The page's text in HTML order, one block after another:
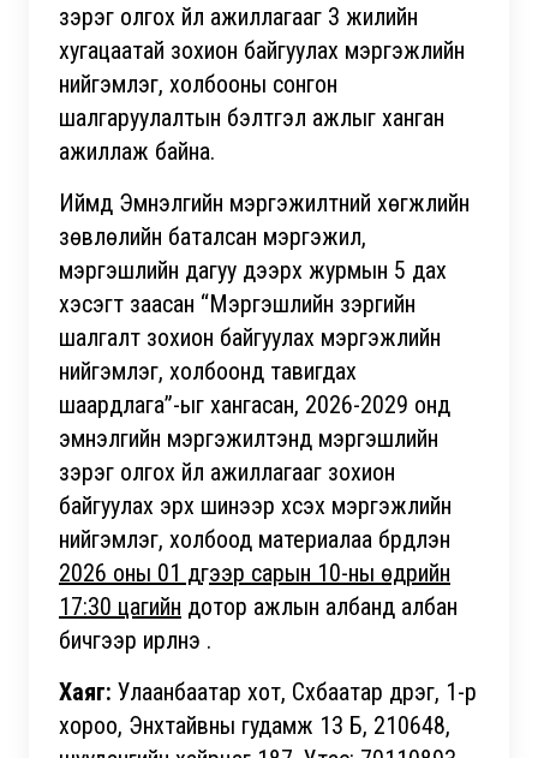
зэрэг олгох үйл ажиллагааг 3 жилийн
хугацаатай зохион байгуулах мэргэжлийн
нийгэмлэг, холбооны сонгон
шалгаруулалтын бэлтгэл ажлыг ханган
ажиллаж байна.
Иймд Эмнэлгийн мэргэжилтний хөгжлийн
зөвлөлийн баталсан мэргэжил,
мэргэшлийн дагуу дээрх журмын 5 дах
хэсэгт заасан “Мэргэшлийн зэргийн
шалгалт зохион байгуулах мэргэжлийн
нийгэмлэг, холбоонд тавигдах
шаардлага”-ыг хангасан, 2026-2029 онд
эмнэлгийн мэргэжилтэнд мэргэшлийн
зэрэг олгох үйл ажиллагааг зохион
байгуулах эрх шинээр хүсэх мэргэжлийн
нийгэмлэг, холбоод материалаа бүрдүүлэн
2026 оны 01 дүгээр сарын 10-ны өдрийн
17:30 цагийн дотор ажлын албанд албан
бичгээр ирүүлнэ үү.
Хаяг: Улаанбаатар хот, Сүхбаатар дүүрэг, 1-р
хороо, Энхтайвны гудамж 13 Б, 210648,